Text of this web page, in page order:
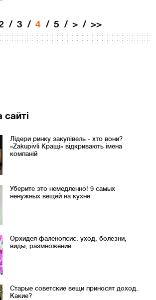
3 4 5 > >>
сайті
Лідери ринку закупівель - хто вони?
«Zakupivli Кращі» відкривають імена
компаній
Уберите это немедленно! 9 самых
ненужных вещей на кухне
Орхидея фаленопсис: уход, болезни,
виды, размножение
Старые советские вещи приносят доход.
Какие?